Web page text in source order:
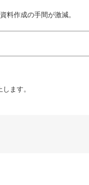
料作成の手間が激減。
ます。